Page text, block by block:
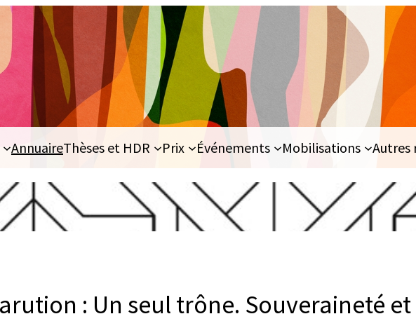
AnnuaireThèses et HDR Prix Événements Mobilisations Autres
: Un seul trône. Souveraineté